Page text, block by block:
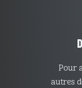
Pour
autres